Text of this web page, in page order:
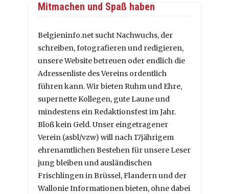
Mitmachen und Spaß haben
Belgieninfo.net sucht Nachwuchs, der
schreiben, fotografieren und redigieren,
unsere Website betreuen oder endlich die
Adressenliste des Vereins ordentlich
führen kann. Wir bieten Ruhm und Ehre,
supernette Kollegen, gute Laune und
mindestens ein Redaktionsfest im Jahr.
Bloß kein Geld. Unser eingetragener
Verein (asbl/vzw) will nach 17jährigem
ehrenamtlichen Bestehen für unsere Leser
jung bleiben und ausländischen
Frischlingen in Brüssel, Flandern und der
Wallonie Informationen bieten, ohne dabei